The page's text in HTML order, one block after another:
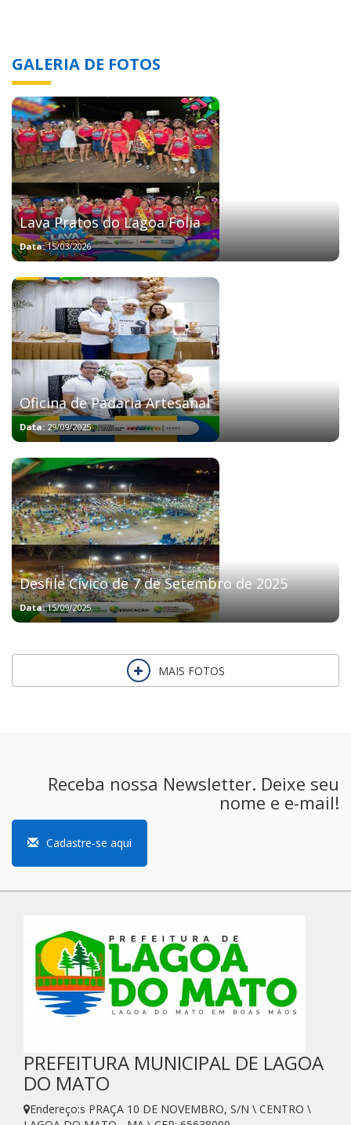
Lava Pratos do Lagoa Folia
Data:15/03/2026
Oficina de Padaria Artesanal
Data:29/09/2025
Desfile Cívico de 7 de Setembro de 2025
Data:15/09/2025
DO MATO
Endereço:s PRAÇA 10 DE NOVEMBRO, S/N \ CENTRO \
LAGOA DO MATO - MA \ CEP: 65638000
Horário de atendimento: 08:00 às 13:00